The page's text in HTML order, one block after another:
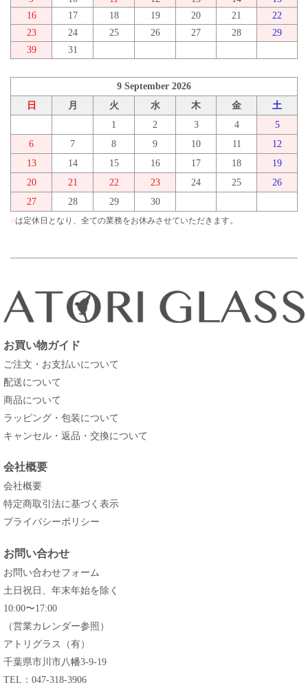
16
17 18 19 20 21
22
23
24 25 26 27 28
29
39
31
9 September 2026
日
月 火 水 木 金
土
1
2 3 4
5
6
7 8 9 10 11
12
13
14 15 16 17 18
19
20
21 22 23 24 25
26
27
28 29 30
は定休日となり、全ての業務をお休みさせていただきます。
お買い物ガイド
ご注文・お支払いについて
配送について
商品について
ラッピング・包装について
キャンセル・返品・交換について
会社概要
会社概要
特定商取引法に基づく表示
プライバシーポリシー
お問い合わせ
お問い合わせフォーム
土日祝日、年末年始を除く
10:00〜17:00
（営業カレンダー参照）
アトリグラス（有）
千葉県市川市八幡3-9-19
TEL：047-318-3906